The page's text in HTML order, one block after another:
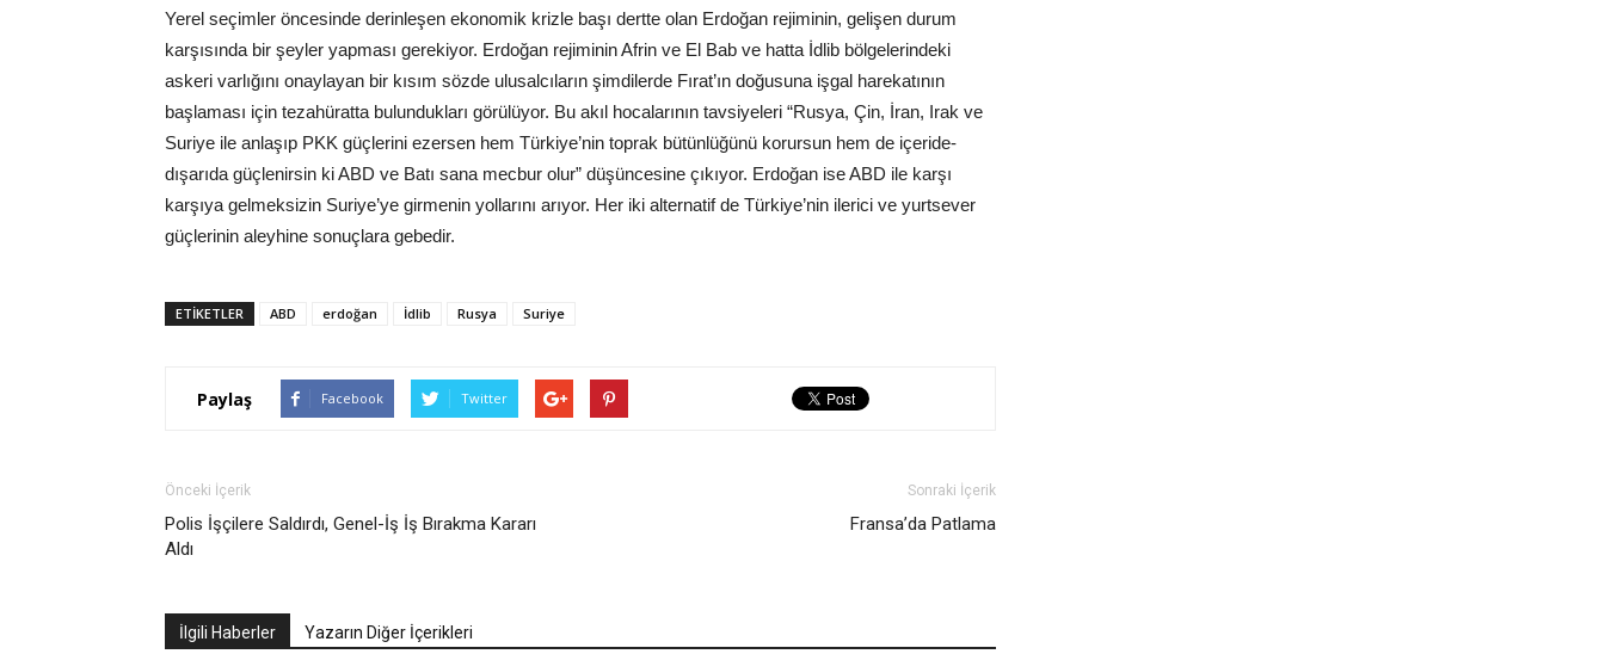
Yerel seçimler öncesinde derinleşen ekonomik krizle başı dertte olan Erdoğan rejiminin, gelişen durum
karşısında bir şeyler yapması gerekiyor. Erdoğan rejiminin Afrin ve El Bab ve hatta İdlib bölgelerindeki
askeri varlığını onaylayan bir kısım sözde ulusalcıların şimdilerde Fırat’ın doğusuna işgal harekatının
başlaması için tezahüratta bulundukları görülüyor. Bu akıl hocalarının tavsiyeleri “Rusya, Çin, İran, Irak ve
Suriye ile anlaşıp PKK güçlerini ezersen hem Türkiye’nin toprak bütünlüğünü korursun hem de içeride-
dışarıda güçlenirsin ki ABD ve Batı sana mecbur olur” düşüncesine çıkıyor. Erdoğan ise ABD ile karşı
karşıya gelmeksizin Suriye’ye girmenin yollarını arıyor. Her iki alternatif de Türkiye’nin ilerici ve yurtsever
güçlerinin aleyhine sonuçlara gebedir.
ETIKETLER ABD erdoğan İdlib Rusya Suriye
Paylaş Facebook Twitter
Önceki İçerik
Polis İşçilere Saldırdı, Genel-İş İş Bırakma Kararı
Aldı
Sonraki İçerik
Fransa’da Patlama
İlgili Haberler Yazarın Diğer İçerikleri